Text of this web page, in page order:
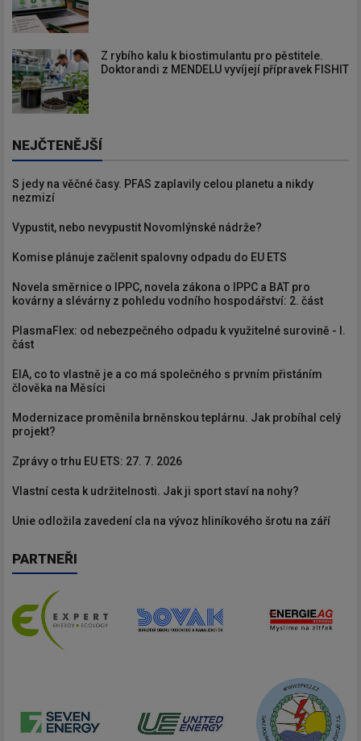
Z rybího kalu k biostimulantu pro pěstitele.
Doktorandi z MENDELU vyvíjejí přípravek FISHIT
NEJČTENĚJŠÍ
S jedy na věčné časy. PFAS zaplavily celou planetu a nikdy
nezmizí
Vypustit, nebo nevypustit Novomlýnské nádrže?
Komise plánuje začlenit spalovny odpadu do EU ETS
Novela směrnice o IPPC, novela zákona o IPPC a BAT pro
kovárny a slévárny z pohledu vodního hospodářství: 2. část
PlasmaFlex: od nebezpečného odpadu k využitelné surovině - I.
část
EIA, co to vlastně je a co má společného s prvním přistáním
člověka na Měsíci
Modernizace proměnila brněnskou teplárnu. Jak probíhal celý
projekt?
Zprávy o trhu EU ETS: 27. 7. 2026
Vlastní cesta k udržitelnosti. Jak ji sport staví na nohy?
Unie odložila zavedení cla na vývoz hliníkového šrotu na září
PARTNEŘI